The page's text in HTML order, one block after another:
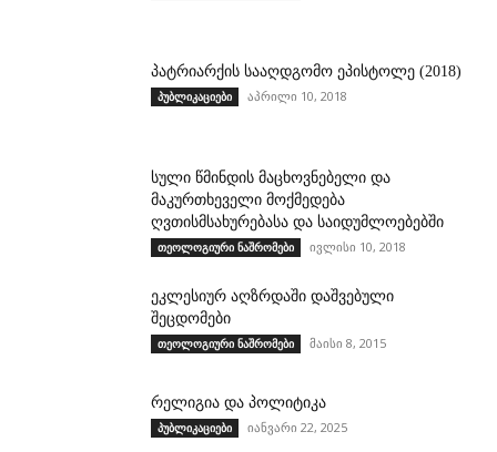
პატრიარქის სააღდგომო ეპისტოლე (2018)
პუბლიკაციები აპრილი 10, 2018
სული წმინდის მაცხოვნებელი და
მაკურთხეველი მოქმედება
ღვთისმსახურებასა და საიდუმლოებებში
თეოლოგიური ნაშრომები ივლისი 10, 2018
ეკლესიურ აღზრდაში დაშვებული
შეცდომები
თეოლოგიური ნაშრომები მაისი 8, 2015
რელიგია და პოლიტიკა
პუბლიკაციები იანვარი 22, 2025